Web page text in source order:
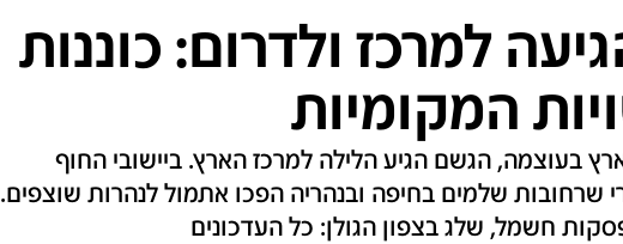
למרכז ולדרום: כוננות
המקומיות
בעוצמה, הגשם הגיע הלילה למרכז הארץ. ביישובי החוף
שרחובות שלמים בחיפה ובנהריה הפכו אתמול לנהרות שוצפים.
חשמל, שלג בצפון הגולן: כל העדכונים